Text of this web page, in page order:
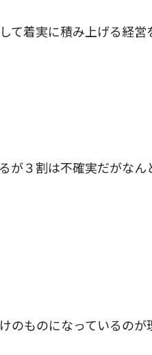
て着実に積み上げる経営
が３割は不確実だがなん
のものになっているのが